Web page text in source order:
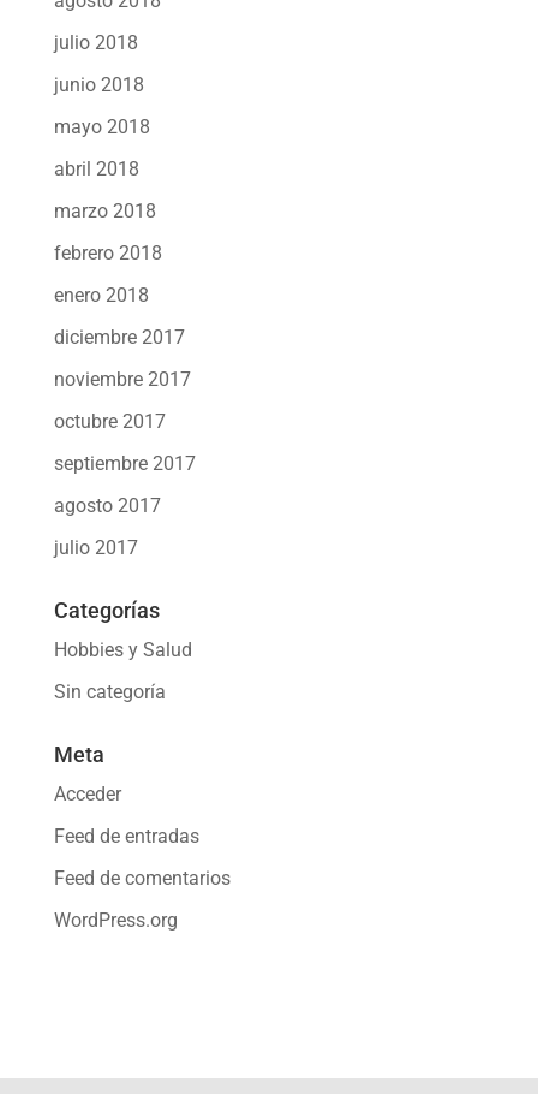
julio 2018
junio 2018
mayo 2018
abril 2018
marzo 2018
febrero 2018
enero 2018
diciembre 2017
noviembre 2017
octubre 2017
septiembre 2017
agosto 2017
julio 2017
Categorías
Hobbies y Salud
Sin categoría
Meta
Acceder
Feed de entradas
Feed de comentarios
WordPress.org